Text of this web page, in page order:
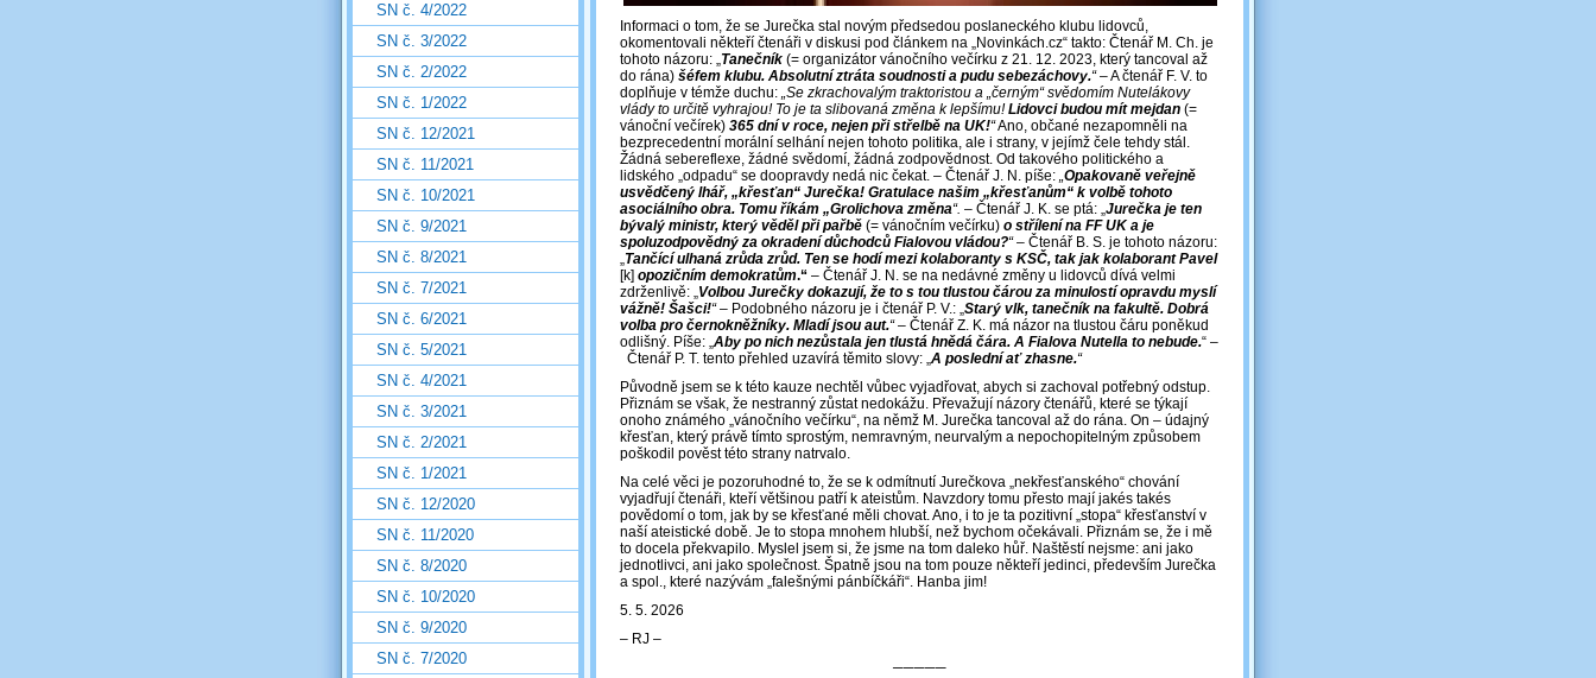
Informaci o tom, že se Jurečka stal novým předsedou poslaneckého klubu lidovců,
okomentovali někteří čtenáři v diskusi pod článkem na „Novinkách.cz“ takto: Čtenář M. Ch. je
tohoto názoru: „Tanečník (= organizátor vánočního večírku z 21. 12. 2023, který tancoval až
do rána) šéfem klubu. Absolutní ztráta soudnosti a pudu sebezáchovy.“‒ A čtenář F. V. to
doplňuje v témže duchu: „Se zkrachovalým traktoristou a „černým“ svědomím Nutelákovy
vlády to určitě vyhrajou! To je ta slibovaná změna k lepšímu!Lidovci budou mít mejdan (=
vánoční večírek) 365 dní v roce, nejen při střelbě na UK!“Ano, občané nezapomněli na
bezprecedentní morální selhání nejen tohoto politika, ale i strany, v jejímž čele tehdy stál.
Žádná sebereflexe, žádné svědomí, žádná zodpovědnost. Od takového politického a
lidského „odpadu“ se doopravdy nedá nic čekat. ‒ Čtenář J. N. píše: „Opakovaně veřejně
usvědčený lhář, „křesťan“ Jurečka! Gratulace našim „křesťanům“ k volbě tohoto
asociálního obra. Tomu říkám „Grolichova změna“. ‒ Čtenář J. K. se ptá: „Jurečka je ten
bývalý ministr, který věděl při pařbě (= vánočním večírku) o střílení na FF UK a je
spoluzodpovědný za okradení důchodců Fialovou vládou?“‒ Čtenář B. S. je tohoto názoru:
„Tančící ulhaná zrůda zrůd. Ten se hodí mezi kolaboranty s KSČ, tak jak kolaborant Pavel
[k] opozičním demokratům.“ ‒ Čtenář J. N. se na nedávné změny u lidovců dívá velmi
zdrženlivě: „Volbou Jurečky dokazují, že to s tou tlustou čárou za minulostí opravdu myslí
vážně! Šašci!“‒ Podobného názoru je i čtenář P. V.: „Starý vlk, tanečník na fakultě. Dobrá
volba pro černokněžníky. Mladí jsou aut.“‒ Čtenář Z. K. má názor na tlustou čáru poněkud
odlišný. Píše: „Aby po nich nezůstala jen tlustá hnědá čára. A Fialova Nutella to nebude.“ ‒
Čtenář P. T. tento přehled uzavírá těmito slovy: „A poslední ať zhasne.“
Původně jsem se k této kauze nechtěl vůbec vyjadřovat, abych si zachoval potřebný odstup.
Přiznám se však, že nestranný zůstat nedokážu. Převažují názory čtenářů, které se týkají
onoho známého „vánočního večírku“, na němž M. Jurečka tancoval až do rána. On – údajný
křesťan, který právě tímto sprostým, nemravným, neurvalým a nepochopitelným způsobem
poškodil pověst této strany natrvalo.
Na celé věci je pozoruhodné to, že se k odmítnutí Jurečkova „nekřesťanského“ chování
vyjadřují čtenáři, kteří většinou patří k ateistům. Navzdory tomu přesto mají jakés takés
povědomí o tom, jak by se křesťané měli chovat. Ano, i to je ta pozitivní „stopa“ křesťanství v
naší ateistické době. Je to stopa mnohem hlubší, než bychom očekávali. Přiznám se, že i mě
to docela překvapilo. Myslel jsem si, že jsme na tom daleko hůř. Naštěstí nejsme: ani jako
jednotlivci, ani jako společnost. Špatně jsou na tom pouze někteří jedinci, především Jurečka
a spol., které nazývám „falešnými pánbíčkáři“. Hanba jim!
5. 5. 2026
‒ RJ ‒
─────
SN č. 4/2022
SN č. 3/2022
SN č. 2/2022
SN č. 1/2022
SN č. 12/2021
SN č. 11/2021
SN č. 10/2021
SN č. 9/2021
SN č. 8/2021
SN č. 7/2021
SN č. 6/2021
SN č. 5/2021
SN č. 4/2021
SN č. 3/2021
SN č. 2/2021
SN č. 1/2021
SN č. 12/2020
SN č. 11/2020
SN č. 8/2020
SN č. 10/2020
SN č. 9/2020
SN č. 7/2020